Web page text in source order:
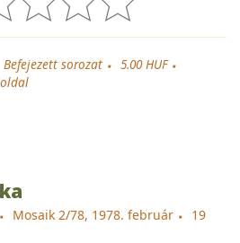
Befejezett sorozat
5.00 HUF
Mosaik 2/78, 1978. február
19